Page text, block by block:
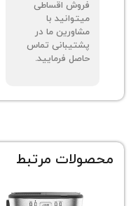
تماس
مرتبط
DL-640